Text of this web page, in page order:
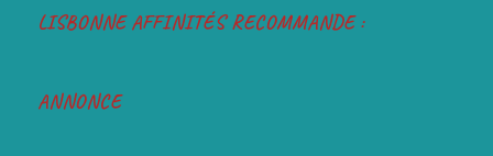
LISBONNE AFFINITÉS RECOMMANDE :
ANNONCE